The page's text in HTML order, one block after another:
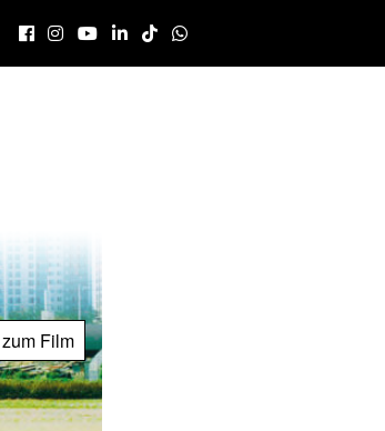
zum Film